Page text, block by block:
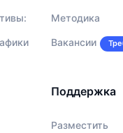
Методика
Вакансии
Поддержка
Разместить